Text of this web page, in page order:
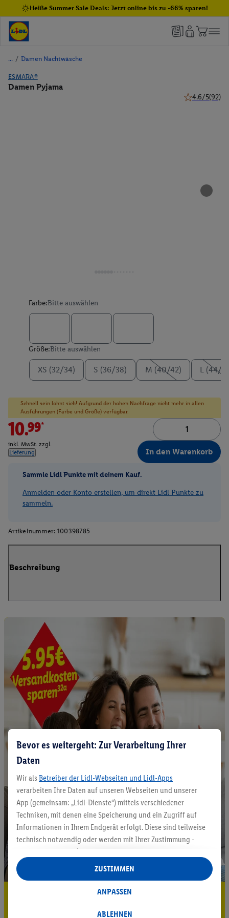
Heiße Summer Sale Deals: Jetzt online bis zu -66% sparen!
/ Damen Nachtwäsche
ESMARA®
Damen Pyjama
4.6/5(92)
Farbe:Bitte auswählen
Größe:Bitte auswählen
XS (32/34) S (36/38) M (40/42) L (44/
Schnell sein lohnt sich! Aufgrund der hohen Nachfrage nicht mehr in allen
Ausführungen (Farbe und Größe) verfügbar.
10.99*
inkl. MwSt. zzgl.
Lieferung
In den Warenkorb
Sammle Lidl Punkte mit deinem Kauf.
Anmelden oder Konto erstellen, um direkt Lidl Punkte zu
sammeln.
Artikelnummer: 100398785
Beschreibung
5.95 € Versand sparen³²ᵃ
Jetzt zum Newsletter anmelden
Bevor es weitergeht: Zur Verarbeitung Ihrer
Daten
Wir als Betreiber der Lidl-Webseiten und Lidl-Apps
verarbeiten Ihre Daten auf unseren Webseiten und unserer
App (gemeinsam: „Lidl-Dienste“) mittels verschiedener
Techniken, mit denen eine Speicherung und ein Zugriff auf
Informationen in Ihrem Endgerät erfolgt. Diese sind teilweise
technisch notwendig oder werden mit Ihrer Zustimmung -
auch durch Partner (u.a.
Verantwortliche; im Zusammenhang mit dem IAB TCF
insgesamt
Statistik-Erstellung oder für personalisierte Werbung
Datenverarbeitungen für personalisierte Werbung werden
ABLEHNEN
ANPASSEN
ZUSTIMMEN